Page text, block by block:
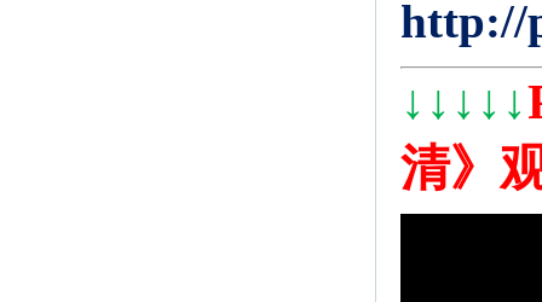
http://
↓ ↓ ↓ ↓ ↓
清》